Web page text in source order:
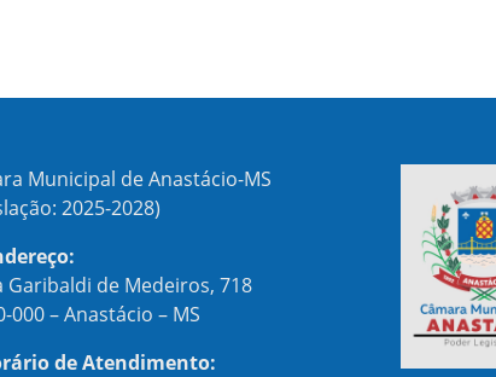
Municipal de Anastácio-MS
2025-2028)
Garibaldi de Medeiros, 718
000 – Anastácio – MS
de Atendimento: